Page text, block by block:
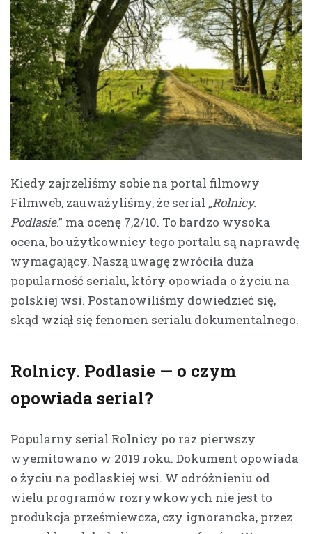
Kiedy zajrzeliśmy sobie na portal filmowy
Filmweb, zauważyliśmy, że serial „Rolnicy.
Podlasie.” ma ocenę 7,2/10. To bardzo wysoka
ocena, bo użytkownicy tego portalu są naprawdę
wymagający. Naszą uwagę zwróciła duża
popularność serialu, który opowiada o życiu na
polskiej wsi. Postanowiliśmy dowiedzieć się,
skąd wziął się fenomen serialu dokumentalnego.
Rolnicy. Podlasie — o czym
opowiada serial?
Popularny serial Rolnicy po raz pierwszy
wyemitowano w 2019 roku. Dokument opowiada
o życiu na podlaskiej wsi. W odróżnieniu od
wielu programów rozrywkowych nie jest to
produkcja prześmiewcza, czy ignorancka, przez